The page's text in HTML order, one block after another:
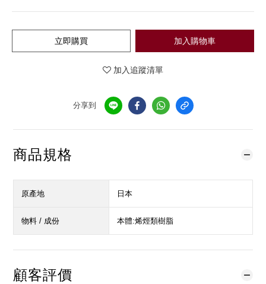
加入購物車
立即購買
加入追蹤清單
分享到
商品規格
原產地 日本
物料 / 成份 本體:烯烴類樹脂
顧客評價